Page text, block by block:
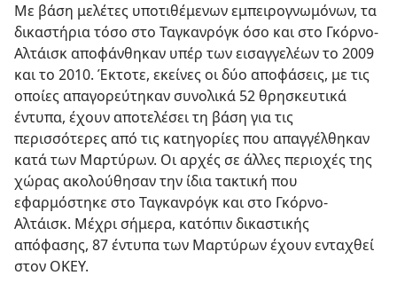
Με βάση μελέτες υποτιθέμενων εμπειρογνωμόνων, τα
δικαστήρια τόσο στο Ταγκανρόγκ όσο και στο Γκόρνο-
Αλτάισκ αποφάνθηκαν υπέρ των εισαγγελέων το 2009
και το 2010. Έκτοτε, εκείνες οι δύο αποφάσεις, με τις
οποίες απαγορεύτηκαν συνολικά 52 θρησκευτικά
έντυπα, έχουν αποτελέσει τη βάση για τις
περισσότερες από τις κατηγορίες που απαγγέλθηκαν
κατά των Μαρτύρων. Οι αρχές σε άλλες περιοχές της
χώρας ακολούθησαν την ίδια τακτική που
εφαρμόστηκε στο Ταγκανρόγκ και στο Γκόρνο-
Αλτάισκ. Μέχρι σήμερα, κατόπιν δικαστικής
απόφασης, 87 έντυπα των Μαρτύρων έχουν ενταχθεί
στον ΟΚΕΥ.